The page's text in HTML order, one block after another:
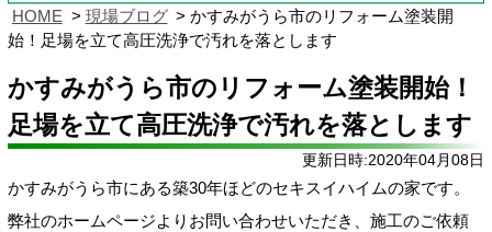
HOME 現場ブログ
かすみがうら市のリフォーム塗装開
始！足場を立て高圧洗浄で汚れを落とします
かすみがうら市のリフォーム塗装開始！
足場を立て高圧洗浄で汚れを落とします
更新日時:2020年04月08日
かすみがうら市にある築30年ほどのセキスイハイムの家です。
弊社のホームページよりお問い合わせいただき、施工のご依頼